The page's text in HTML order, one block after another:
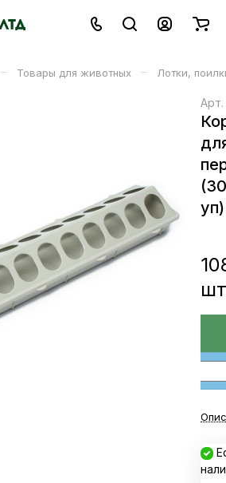
– Товары для животных – Лотки,
Арт.
уп)
шт